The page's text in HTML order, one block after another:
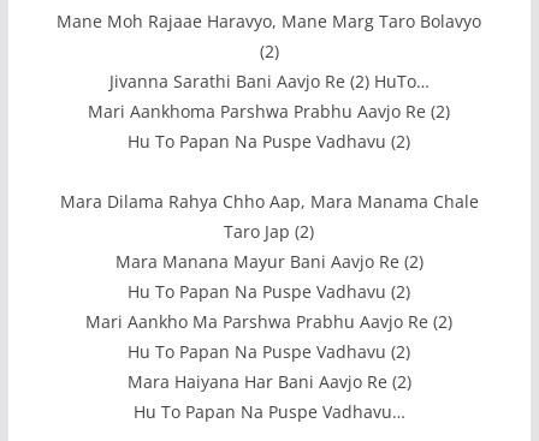
Mane Moh Rajaae Haravyo, Mane Marg Taro Bolavyo
(2)
Jivanna Sarathi Bani Aavjo Re (2) HuTo…
Mari Aankhoma Parshwa Prabhu Aavjo Re (2)
Hu To Papan Na Puspe Vadhavu (2)
Mara Dilama Rahya Chho Aap, Mara Manama Chale
Taro Jap (2)
Mara Manana Mayur Bani Aavjo Re (2)
Hu To Papan Na Puspe Vadhavu (2)
Mari Aankho Ma Parshwa Prabhu Aavjo Re (2)
Hu To Papan Na Puspe Vadhavu (2)
Mara Haiyana Har Bani Aavjo Re (2)
Hu To Papan Na Puspe Vadhavu…